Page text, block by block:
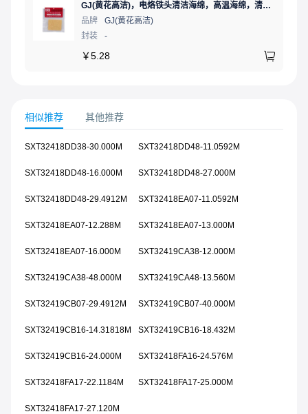
GJ(黄花高洁)，电烙铁头清洁海绵，高温海绵，清洁棉，除锡棉，擦锡棉，ST-11A
品牌
GJ(黄花高洁)
封装
-
￥5.28
相似推荐 其他推荐
SXT32418DD38-30.000M SXT32418DD48-11.0592M
SXT32418DD48-16.000M SXT32418DD48-27.000M
SXT32418DD48-29.4912M SXT32418EA07-11.0592M
SXT32418EA07-12.288M SXT32418EA07-13.000M
SXT32418EA07-16.000M SXT32419CA38-12.000M
SXT32419CA38-48.000M SXT32419CA48-13.560M
SXT32419CB07-29.4912M SXT32419CB07-40.000M
SXT32419CB16-14.31818M SXT32419CB16-18.432M
SXT32419CB16-24.000M SXT32418FA16-24.576M
SXT32418FA17-22.1184M SXT32418FA17-25.000M
SXT32418FA17-27.120M